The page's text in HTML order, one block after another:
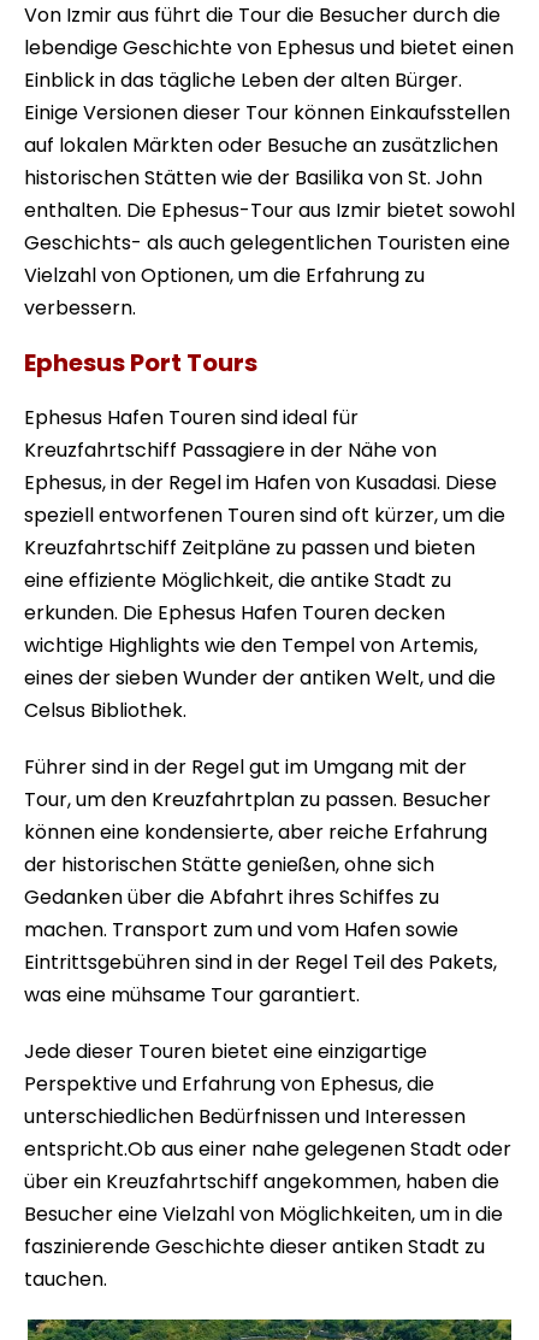
Von Izmir aus führt die Tour die Besucher durch die
lebendige Geschichte von Ephesus und bietet einen
Einblick in das tägliche Leben der alten Bürger.
Einige Versionen dieser Tour können Einkaufsstellen
auf lokalen Märkten oder Besuche an zusätzlichen
historischen Stätten wie der Basilika von St. John
enthalten. Die Ephesus-Tour aus Izmir bietet sowohl
Geschichts- als auch gelegentlichen Touristen eine
Vielzahl von Optionen, um die Erfahrung zu
verbessern.
Ephesus Port Tours
Ephesus Hafen Touren sind ideal für
Kreuzfahrtschiff Passagiere in der Nähe von
Ephesus, in der Regel im Hafen von Kusadasi. Diese
speziell entworfenen Touren sind oft kürzer, um die
Kreuzfahrtschiff Zeitpläne zu passen und bieten
eine effiziente Möglichkeit, die antike Stadt zu
erkunden. Die Ephesus Hafen Touren decken
wichtige Highlights wie den Tempel von Artemis,
eines der sieben Wunder der antiken Welt, und die
Celsus Bibliothek.
Führer sind in der Regel gut im Umgang mit der
Tour, um den Kreuzfahrtplan zu passen. Besucher
können eine kondensierte, aber reiche Erfahrung
der historischen Stätte genießen, ohne sich
Gedanken über die Abfahrt ihres Schiffes zu
machen. Transport zum und vom Hafen sowie
Eintrittsgebühren sind in der Regel Teil des Pakets,
was eine mühsame Tour garantiert.
Jede dieser Touren bietet eine einzigartige
Perspektive und Erfahrung von Ephesus, die
unterschiedlichen Bedürfnissen und Interessen
entspricht.Ob aus einer nahe gelegenen Stadt oder
über ein Kreuzfahrtschiff angekommen, haben die
Besucher eine Vielzahl von Möglichkeiten, um in die
faszinierende Geschichte dieser antiken Stadt zu
tauchen.